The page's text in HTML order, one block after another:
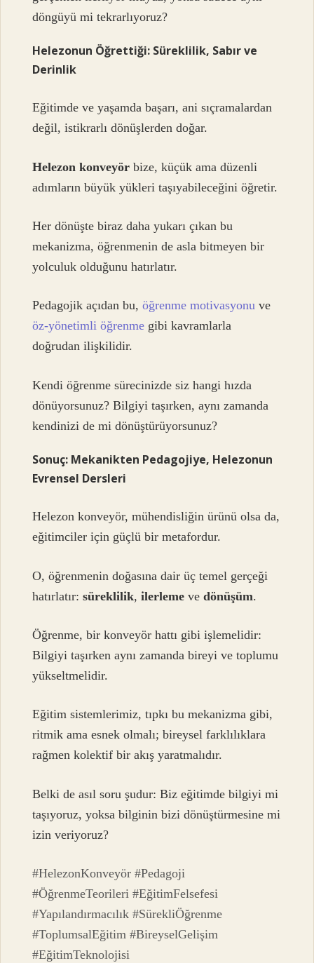
döngüyü mi tekrarlıyoruz?
Helezonun Öğrettiği: Süreklilik, Sabır ve
Derinlik
Eğitimde ve yaşamda başarı, ani sıçramalardan
değil, istikrarlı dönüşlerden doğar.
Helezon konveyör bize, küçük ama düzenli
adımların büyük yükleri taşıyabileceğini öğretir.
Her dönüşte biraz daha yukarı çıkan bu
mekanizma, öğrenmenin de asla bitmeyen bir
yolculuk olduğunu hatırlatır.
Pedagojik açıdan bu,öğrenme motivasyonu ve
öz-yönetimli öğrenme gibi kavramlarla
doğrudan ilişkilidir.
Kendi öğrenme sürecinizde siz hangi hızda
dönüyorsunuz? Bilgiyi taşırken, aynı zamanda
kendinizi de mi dönüştürüyorsunuz?
Sonuç: Mekanikten Pedagojiye, Helezonun
Evrensel Dersleri
Helezon konveyör, mühendisliğin ürünü olsa da,
eğitimciler için güçlü bir metafordur.
O, öğrenmenin doğasına dair üç temel gerçeği
hatırlatır:süreklilik,ilerleme vedönüşüm.
Öğrenme, bir konveyör hattı gibi işlemelidir:
Bilgiyi taşırken aynı zamanda bireyi ve toplumu
yükseltmelidir.
Eğitim sistemlerimiz, tıpkı bu mekanizma gibi,
ritmik ama esnek olmalı; bireysel farklılıklara
rağmen kolektif bir akış yaratmalıdır.
Belki de asıl soru şudur: Biz eğitimde bilgiyi mi
taşıyoruz, yoksa bilginin bizi dönüştürmesine mi
izin veriyoruz?
#HelezonKonveyör #Pedagoji
#ÖğrenmeTeorileri #EğitimFelsefesi
#Yapılandırmacılık #SürekliÖğrenme
#ToplumsalEğitim #BireyselGelişim
#EğitimTeknolojisi